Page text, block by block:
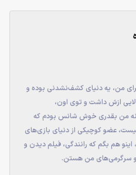
من، یه دنیای کشف‌نشدنی بوده و
ازش داشت و توی اون،
من بقدری خوش شانس بودم که
عضو کوچیکی از دنیای بازی‌های
اینو هم بگم که رانندگی، فیلم‌ دیدن و
سرگرمی‌های من هستن.